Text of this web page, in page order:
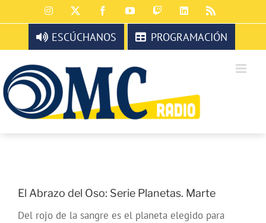
al
contenido
Instagram FacebookYouTubeTwitchLinkedIn
ESCÚCHANOS PROGRAMACIÓN
El Abrazo del Oso: Serie Planetas. Marte
Del rojo de la sangre es el planeta elegido para